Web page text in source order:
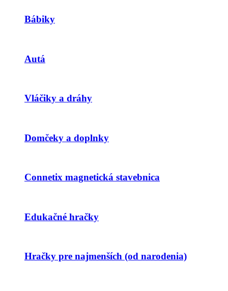
Bábiky
Autá
Vláčiky a dráhy
Domčeky a doplnky
Connetix magnetická stavebnica
Edukačné hračky
Hračky pre najmenších (od narodenia)